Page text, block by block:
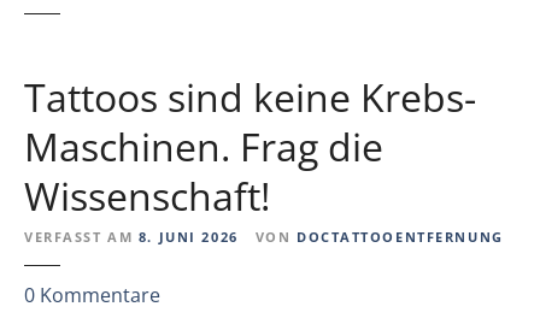
Tattoos sind keine Krebs-
Maschinen. Frag die
Wissenschaft!
VERFASST AM 8. JUNI 2026 VON DOCTATTOOENTFERNUNG
0 Kommentarez